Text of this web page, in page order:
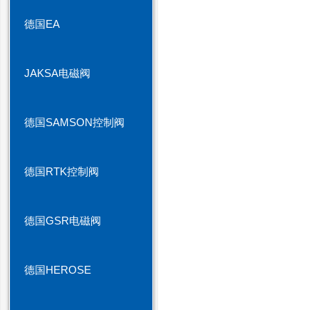
德国EA
JAKSA电磁阀
德国SAMSON控制阀
德国RTK控制阀
德国GSR电磁阀
德国HEROSE